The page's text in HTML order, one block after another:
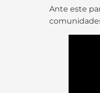
Ante este